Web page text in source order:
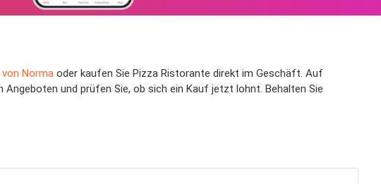
Norma oder kaufen Sie Pizza Ristorante direkt im Geschäft. Auf
und prüfen Sie, ob sich ein Kauf jetzt lohnt. Behalten Sie